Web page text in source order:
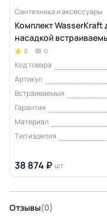
Сантехника и аксессуары
Комплект
насадкой
0 0
Код товара
Артикул
Встраиваемый
Гарантия
Материал
Тип изделия
38 874 ₽ шт
Отзывы(0)